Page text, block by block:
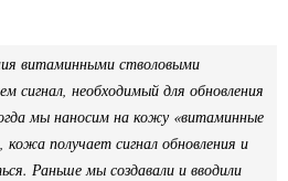
витаминными стволовыми
сигнал, необходимый для обновления
мы наносим на кожу «витаминные
кожа получает сигнал обновления и
Раньше мы создавали и вводили